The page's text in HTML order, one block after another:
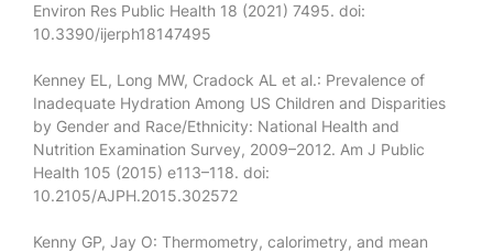
Environ Res Public Health 18 (2021) 7495. doi:
10.3390/ijerph18147495
Kenney EL, Long MW, Cradock AL et al.: Prevalence of
Inadequate Hydration Among US Children and Disparities
by Gender and Race/Ethnicity: National Health and
Nutrition Examination Survey, 2009–2012. Am J Public
Health 105 (2015) e113–118. doi:
10.2105/AJPH.2015.302572
Kenny GP, Jay O: Thermometry, calorimetry, and mean